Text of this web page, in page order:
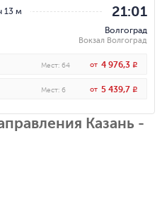
13 м 21:01
Волгоград
Вокзал Волгоград
Мест: 64 от 4 976,3 R
Мест: 6 от 5 439,7 R
Казань -